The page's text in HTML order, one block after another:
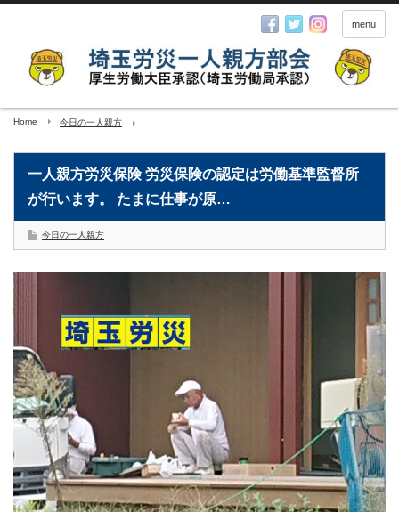
menu
Home 今日の一人親方
一人親方労災保険 労災保険の認定は労働基準監督所
が行います。 たまに仕事が原…
今日の一人親方